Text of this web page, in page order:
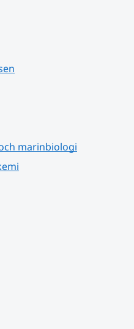
marinbiologi